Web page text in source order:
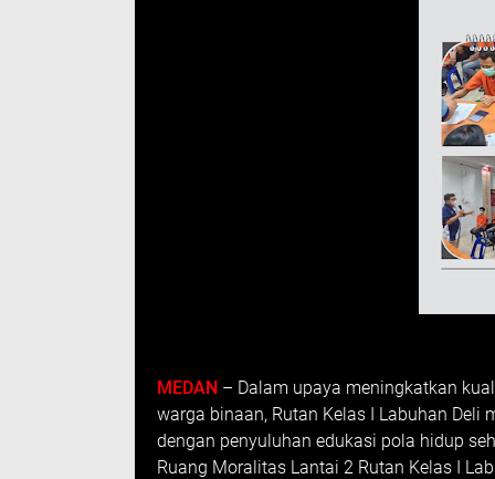
MEDAN – Dalam upaya meningkatkan
warga binaan, Rutan Kelas I Labuhan
dengan penyuluhan edukasi pola hidup
Ruang Moralitas Lantai 2 Rutan Kelas I